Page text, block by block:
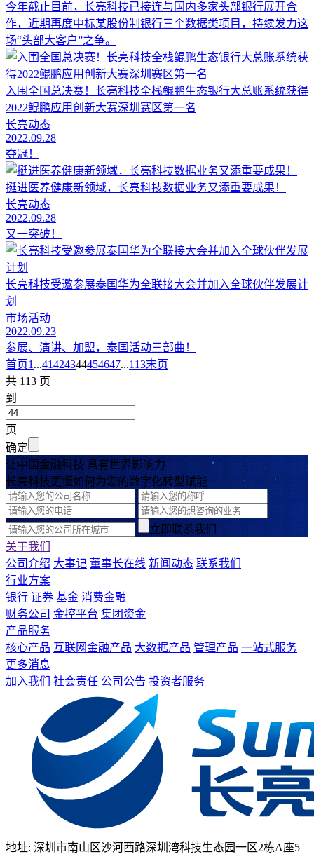
今年截止目前，长亮科技已接连与国内多家头部银行展开合
作，近期再度中标某股份制银行三个数据类项目，持续发力这
场“头部大客户”之争。
入围全国总决赛！长亮科技全栈鲲鹏生态银行大总账系统获得
2022鲲鹏应用创新大赛深圳赛区第一名
长亮动态
2022.09.28
夺冠！
挺进医养健康新领域，长亮科技数据业务又添重要成果！
长亮动态
2022.09.28
又一突破！
长亮科技受邀参展泰国华为全联接大会并加入全球伙伴发展计
划
市场活动
2022.09.23
参展、演讲、加盟，泰国活动三部曲！
首页1 ...41424344454647...113末页
共 113 页
到
页
确定
让中国金融科技 具有世界影响力
长亮科技更懂如何为您的数字化转型赋能
立即联系我们
关于我们
公司介绍 大事记 董事长在线 新闻动态 联系我们
行业方案
银行 证券 基金 消费金融
财务公司 金控平台 集团资金
产品服务
核心产品 互联网金融产品 大数据产品 管理产品 一站式服务
更多消息
加入我们
社会责任 公司公告 投资者服务
地址: 深圳市南山区沙河西路深圳湾科技生态园一区2栋A座5